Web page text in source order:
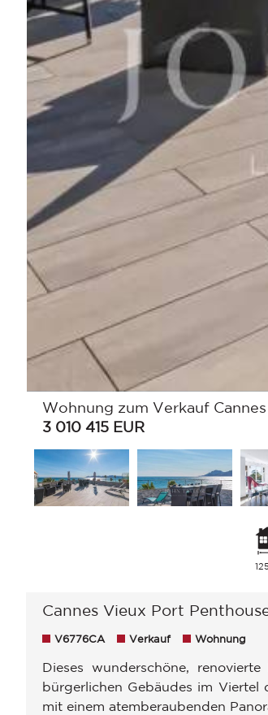
Wohnung zum Verkauf
3 010 415 EUR
Cannes Vieux Port
V6776CA Verkauf Wohnung
Dieses wunderschöne,
bürgerlichen Gebäudes im Viertel
mit einem atemberaubenden